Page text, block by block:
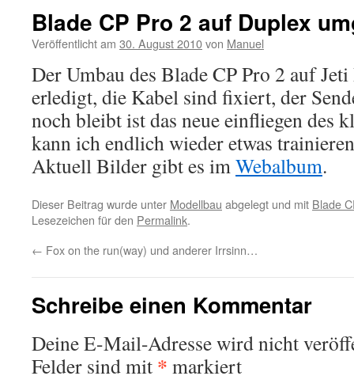
Blade CP Pro 2 auf Duplex
Veröffentlicht am 30. August 2010von Manuel
Der Umbau des Blade CP Pro 2 auf
erledigt, die Kabel sind fixiert, der
noch bleibt ist das neue einfliegen des
kann ich endlich wieder etwas
Aktuell Bilder gibt es imWebalbum.
Dieser Beitrag wurde unter Modellbau abgelegt und mit Blade
Lesezeichen für den Permalink.
← Fox on the run(way) und anderer Irrsinn…
Schreibe einen Kommentar
Deine E-Mail-Adresse wird nicht
Felder sind mit * markiert